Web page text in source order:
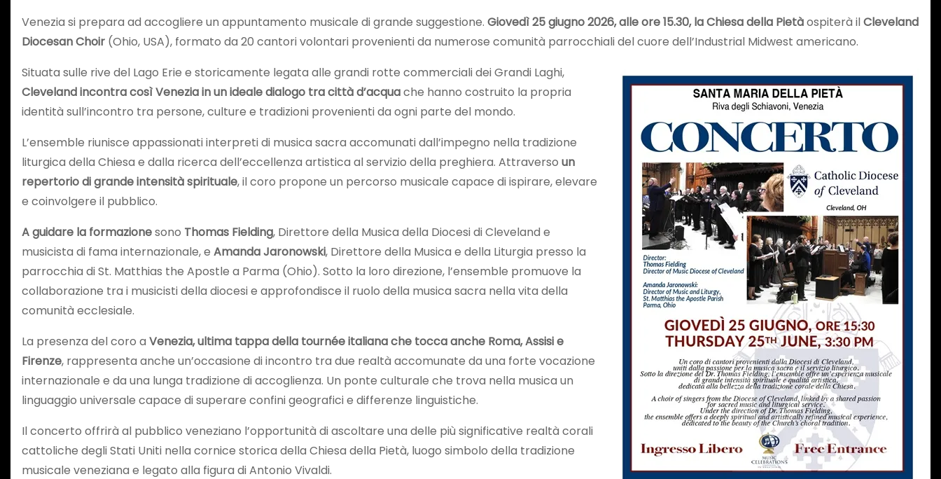
Venezia si prepara ad accogliere un appuntamento musicale di grande suggestione. Giovedì 25 giugno 2026, alle ore 15.30, la Chiesa della Pietàospiterà ilCleveland
Diocesan Choir (Ohio, USA), formato da 20 cantori volontari provenienti da numerose comunità parrocchiali del cuore dell’Industrial Midwest americano.
Situata sulle rive del Lago Erie e storicamente legata alle grandi rotte commerciali dei Grandi Laghi,
Cleveland incontra così Venezia in un ideale dialogo tra città d’acquache hanno costruito la propria
identità sull’incontro tra persone, culture e tradizioni provenienti da ogni parte del mondo.
L’ensemble riunisce appassionati interpreti di musica sacra accomunati dall’impegno nella tradizione
liturgica della Chiesa e dalla ricerca dell’eccellenza artistica al servizio della preghiera. Attraverso un
repertorio di grande intensità spirituale, il coro propone un percorso musicale capace di ispirare, elevare
e coinvolgere il pubblico.
A guidare la formazionesono Thomas Fielding, Direttore della Musica della Diocesi di Cleveland e
musicista di fama internazionale, e Amanda Jaronowski, Direttore della Musica e della Liturgia presso la
parrocchia di St. Matthias the Apostle a Parma (Ohio). Sotto la loro direzione, l’ensemble promuove la
collaborazione tra i musicisti della diocesi e approfondisce il ruolo della musica sacra nella vita della
comunità ecclesiale.
La presenza del coro a Venezia, ultima tappa della tournée italiana che tocca anche Roma, Assisi e
Firenze, rappresenta anche un’occasione di incontro tra due realtà accomunate da una forte vocazione
internazionale e da una lunga tradizione di accoglienza. Un ponte culturale che trova nella musica un
linguaggio universale capace di superare confini geografici e differenze linguistiche.
Il concerto offrirà al pubblico veneziano l’opportunità di ascoltare una delle più significative realtà corali
cattoliche degli Stati Uniti nella cornice storica della Chiesa della Pietà, luogo simbolo della tradizione
musicale veneziana e legato alla figura di Antonio Vivaldi.